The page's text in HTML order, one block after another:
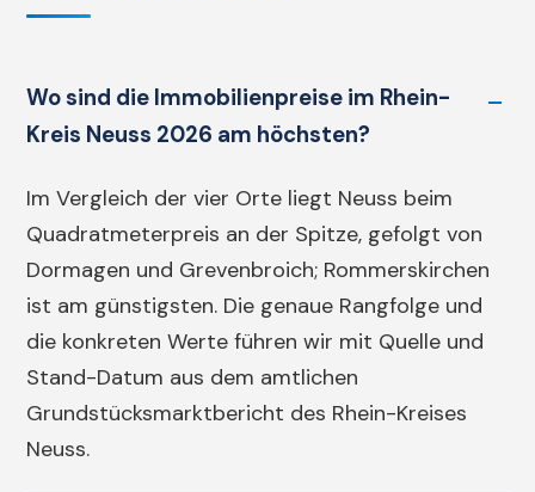
Wo sind die Immobilienpreise im Rhein-
Kreis Neuss 2026 am höchsten?
Im Vergleich der vier Orte liegt Neuss beim
Quadratmeterpreis an der Spitze, gefolgt von
Dormagen und Grevenbroich; Rommerskirchen
ist am günstigsten. Die genaue Rangfolge und
die konkreten Werte führen wir mit Quelle und
Stand-Datum aus dem amtlichen
Grundstücksmarktbericht des Rhein-Kreises
Neuss.